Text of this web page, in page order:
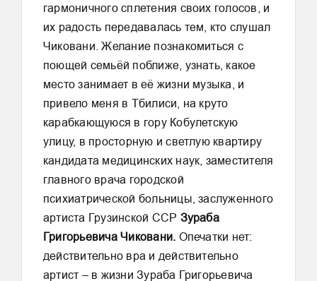
гармоничного сплетения своих голосов, и
их радость передавалась тем, кто слушал
Чиковани. Желание познакомиться с
поющей семьёй поближе, узнать, какое
место занимает в её жизни музыка, и
привело меня в Тбилиси, на круто
карабкающуюся в гору Кобулетскую
улицу, в просторную и светлую квартиру
кандидата медицинских наук, заместителя
главного врача городской
психиатрической больницы, заслуженного
артиста Грузинской ССР Зураба
Григорьевича Чиковани. Опечатки нет:
действительно вра и действительно
артист – в жизни Зураба Григорьевича